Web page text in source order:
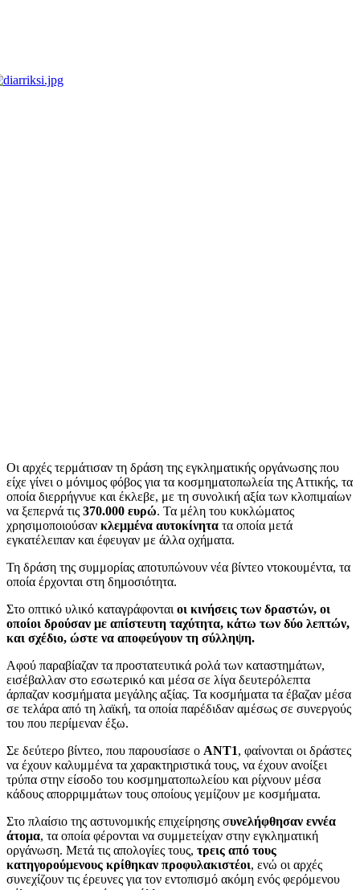
Οι αρχές τερμάτισαν τη δράση της εγκληματικής οργάνωσης που
είχε γίνει ο μόνιμος φόβος για τα κοσμηματοπωλεία της Αττικής, τα
οποία διερρήγνυε και έκλεβε, με τη συνολική αξία των κλοπιμαίων
να ξεπερνά τις 370.000 ευρώ. Τα μέλη του κυκλώματος
χρησιμοποιούσαν κλεμμένα αυτοκίνητα τα οποία μετά
εγκατέλειπαν και έφευγαν με άλλα οχήματα.
Τη δράση της συμμορίας αποτυπώνουν νέα βίντεο ντοκουμέντα, τα
οποία έρχονται στη δημοσιότητα.
Στο οπτικό υλικό καταγράφονται οι κινήσεις των δραστών, οι
οποίοι δρούσαν με απίστευτη ταχύτητα, κάτω των δύο λεπτών,
και σχέδιο, ώστε να αποφεύγουν τη σύλληψη.
Αφού παραβίαζαν τα προστατευτικά ρολά των καταστημάτων,
εισέβαλλαν στο εσωτερικό και μέσα σε λίγα δευτερόλεπτα
άρπαζαν κοσμήματα μεγάλης αξίας. Τα κοσμήματα τα έβαζαν μέσα
σε τελάρα από τη λαϊκή, τα οποία παρέδιδαν αμέσως σε συνεργούς
του που περίμεναν έξω.
Σε δεύτερο βίντεο, που παρουσίασε ο ANT1, φαίνονται οι δράστες
να έχουν καλυμμένα τα χαρακτηριστικά τους, να έχουν ανοίξει
τρύπα στην είσοδο του κοσμηματοπωλείου και ρίχνουν μέσα
κάδους απορριμμάτων τους οποίους γεμίζουν με κοσμήματα.
Στο πλαίσιο της αστυνομικής επιχείρησης συνελήφθησαν εννέα
άτομα, τα οποία φέρονται να συμμετείχαν στην εγκληματική
οργάνωση. Μετά τις απολογίες τους, τρεις από τους
κατηγορούμενους κρίθηκαν προφυλακιστέοι, ενώ οι αρχές
συνεχίζουν τις έρευνες για τον εντοπισμό ακόμη ενός φερόμενου